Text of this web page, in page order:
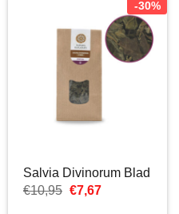
-30%
Salvia Divinorum Blad
€10,95 Oorspronkelijke
€7,67Huidige